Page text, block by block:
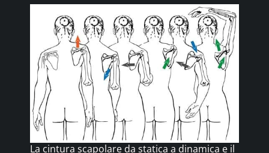
La cintura scapolare da statica a dinamica e il